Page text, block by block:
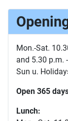
Mon.-Sat.
and 5.30 p.m.
Sun u.
Open 365
Lunch: